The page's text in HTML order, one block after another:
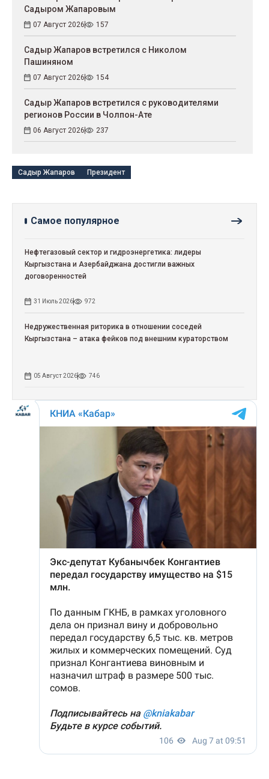
Садыром Жапаровым
07 Август 2026 157
Садыр Жапаров встретился с Николом
Пашиняном
07 Август 2026 154
Садыр Жапаров встретился с руководителями
регионов России в Чолпон-Ате
06 Август 2026 237
Садыр Жапаров Президент
Самое популярное
Нефтегазовый сектор и гидроэнергетика: лидеры
Кыргызстана и Азербайджана достигли важных
договоренностей
31 Июль 2026 972
Недружественная риторика в отношении соседей
Кыргызстана – атака фейков под внешним кураторством
05 Август 2026 746